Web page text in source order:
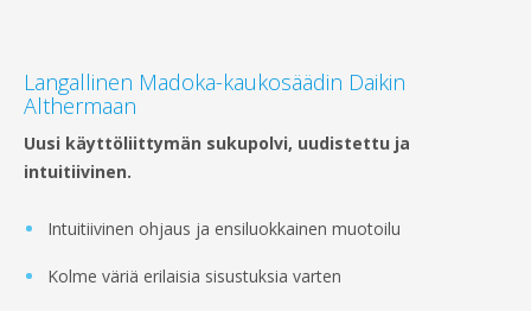
Langallinen Madoka-kaukosäädin Daikin
Althermaan
Uusi käyttöliittymän sukupolvi, uudistettu ja
intuitiivinen.
Intuitiivinen ohjaus ja ensiluokkainen muotoilu
Kolme väriä erilaisia sisustuksia varten